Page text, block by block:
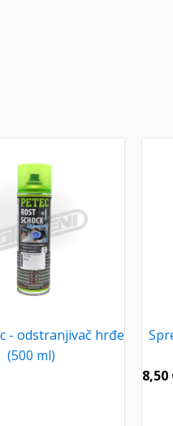
- odstranjivač hrđe
(500 ml)
8,50